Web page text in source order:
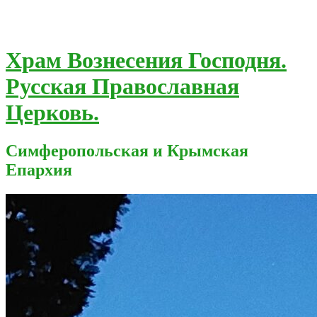
Храм Вознесения Господня.
Русская Православная
Церковь.
Симферопольская и Крымская
Епархия